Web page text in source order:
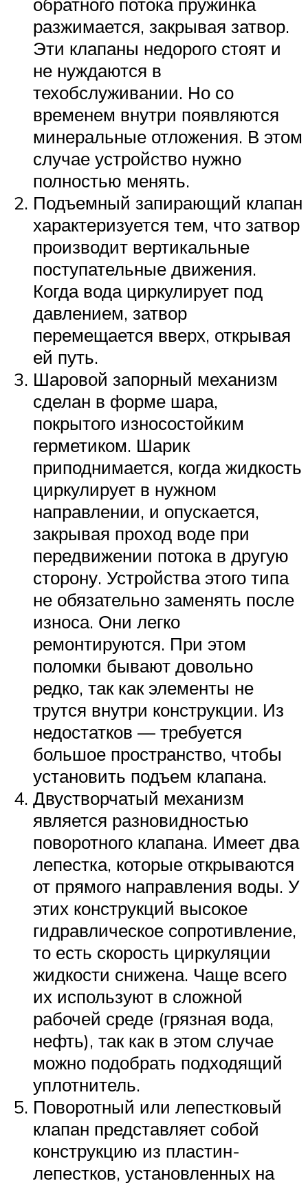
разжимается, закрывая затвор.
Эти клапаны недорого стоят и
не нуждаются в
техобслуживании. Но со
временем внутри появляются
минеральные отложения. В этом
случае устройство нужно
полностью менять.
Подъемный запирающий клапан
характеризуется тем, что затвор
производит вертикальные
поступательные движения.
Когда вода циркулирует под
давлением, затвор
перемещается вверх, открывая
ей путь.
Шаровой запорный механизм
сделан в форме шара,
покрытого износостойким
герметиком. Шарик
приподнимается, когда жидкость
циркулирует в нужном
направлении, и опускается,
закрывая проход воде при
передвижении потока в другую
сторону. Устройства этого типа
не обязательно заменять после
износа. Они легко
ремонтируются. При этом
поломки бывают довольно
редко, так как элементы не
трутся внутри конструкции. Из
недостатков — требуется
большое пространство, чтобы
установить подъем клапана.
Двустворчатый механизм
является разновидностью
поворотного клапана. Имеет два
лепестка, которые открываются
от прямого направления воды. У
этих конструкций высокое
гидравлическое сопротивление,
то есть скорость циркуляции
жидкости снижена. Чаще всего
их используют в сложной
рабочей среде (грязная вода,
нефть), так как в этом случае
можно подобрать подходящий
уплотнитель.
Поворотный или лепестковый
клапан представляет собой
конструкцию из пластин-
лепестков, установленных на